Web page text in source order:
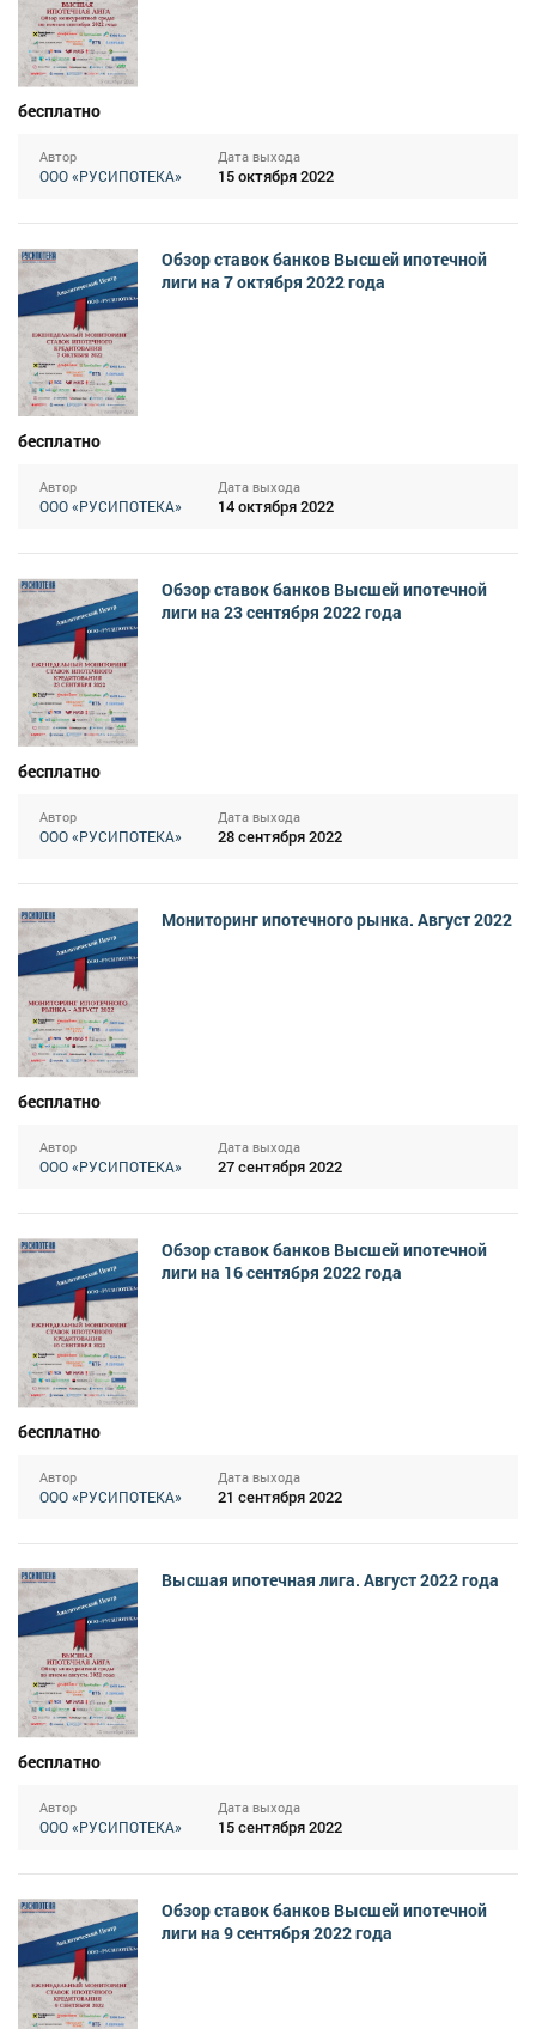
бесплатно
Автор
ООО «РУСИПОТЕКА»
Дата выхода
15 октября 2022
Обзор ставок банков Высшей ипотечной
лиги на 7 октября 2022 года
бесплатно
Автор
ООО «РУСИПОТЕКА»
Дата выхода
14 октября 2022
Обзор ставок банков Высшей ипотечной
лиги на 23 сентября 2022 года
бесплатно
Автор
ООО «РУСИПОТЕКА»
Дата выхода
28 сентября 2022
Мониторинг ипотечного рынка. Август 2022
бесплатно
Автор
ООО «РУСИПОТЕКА»
Дата выхода
27 сентября 2022
Обзор ставок банков Высшей ипотечной
лиги на 16 сентября 2022 года
бесплатно
Автор
ООО «РУСИПОТЕКА»
Дата выхода
21 сентября 2022
Высшая ипотечная лига. Август 2022 года
бесплатно
Автор
ООО «РУСИПОТЕКА»
Дата выхода
15 сентября 2022
Обзор ставок банков Высшей ипотечной
лиги на 9 сентября 2022 года